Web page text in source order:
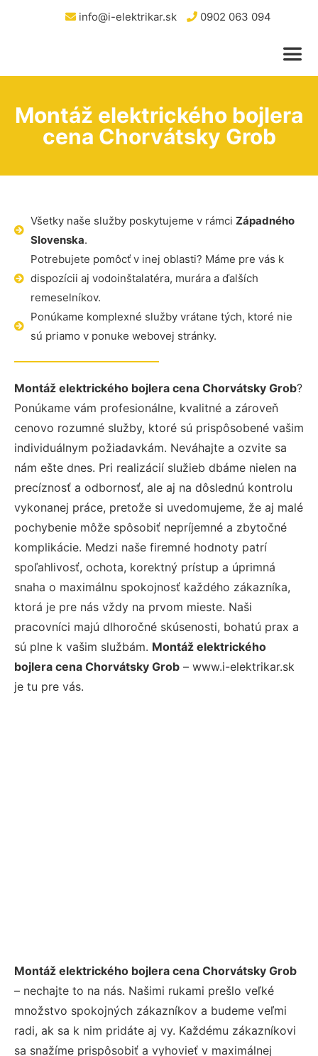
info@i-elektrikar.sk 0902 063 094
Montáž elektrického bojlera
cena Chorvátsky Grob
Všetky naše služby poskytujeme v rámci Západného
Slovenska.
Potrebujete pomôcť v inej oblasti? Máme pre vás k
dispozícii aj vodoinštalatéra, murára a ďalších
remeselníkov.
Ponúkame komplexné služby vrátane tých, ktoré nie
sú priamo v ponuke webovej stránky.
Montáž elektrického bojlera cena Chorvátsky Grob?
Ponúkame vám profesionálne, kvalitné a zároveň
cenovo rozumné služby, ktoré sú prispôsobené vašim
individuálnym požiadavkám. Neváhajte a ozvite sa
nám ešte dnes. Pri realizácií služieb dbáme nielen na
precíznosť a odbornosť, ale aj na dôslednú kontrolu
vykonanej práce, pretože si uvedomujeme, že aj malé
pochybenie môže spôsobiť nepríjemné a zbytočné
komplikácie. Medzi naše firemné hodnoty patrí
spoľahlivosť, ochota, korektný prístup a úprimná
snaha o maximálnu spokojnosť každého zákazníka,
ktorá je pre nás vždy na prvom mieste. Naši
pracovníci majú dlhoročné skúsenosti, bohatú prax a
sú plne k vašim službám. Montáž elektrického
bojlera cena Chorvátsky Grob – www.i-elektrikar.sk
je tu pre vás.
Montáž elektrického bojlera cena Chorvátsky Grob
– nechajte to na nás. Našimi rukami prešlo veľké
množstvo spokojných zákazníkov a budeme veľmi
radi, ak sa k nim pridáte aj vy. Každému zákazníkovi
sa snažíme prispôsobiť a vyhovieť v maximálnej